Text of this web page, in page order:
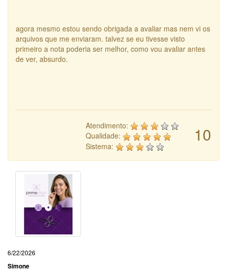
agora mesmo estou sendo obrigada a avaliar mas nem vi os
arquivos que me enviaram. talvez se eu tivesse visto
primeiro a nota poderia ser melhor, como vou avaliar antes
de ver, absurdo.
10
Atendimento:
Qualidade:
Sistema:
6/22/2026
Simone